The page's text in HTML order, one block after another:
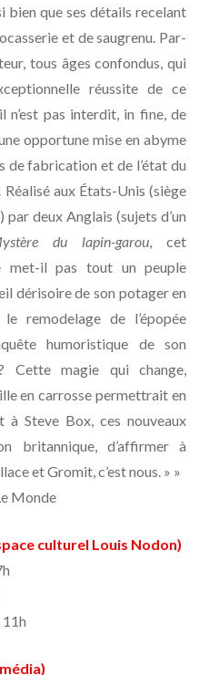
bien que ses détails recelant
et de saugrenu. Par-
tous âges confondus, qui
réussite de ce
n’est pas interdit, in fine, de
opportune mise en abyme
de fabrication et de l’état du
aux États-Unis (siège
deux Anglais (sujets d’un
du lapin-garou, cet
met-il pas tout un peuple
dérisoire de son potager en
remodelage de l’épopée
humoristique de son
Cette magie qui change,
en carrosse permettrait en
Steve Box, ces nouveaux
britannique, d’affirmer à
et Gromit, c’est nous. » »
Monde
culturel Louis Nodon)